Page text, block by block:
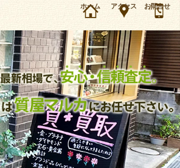
ルカにお任せください。江坂駅から約20分、昭和18年から続
査定。ブランド品、ロレックス、時計、ダイヤ、宝石はもち
ラなど幅広く買取・質預かりいたします。宝石鑑定士が在
吹田市のお客様にも多くご来店いただく質屋です。
ホーム アクセス お問合せ